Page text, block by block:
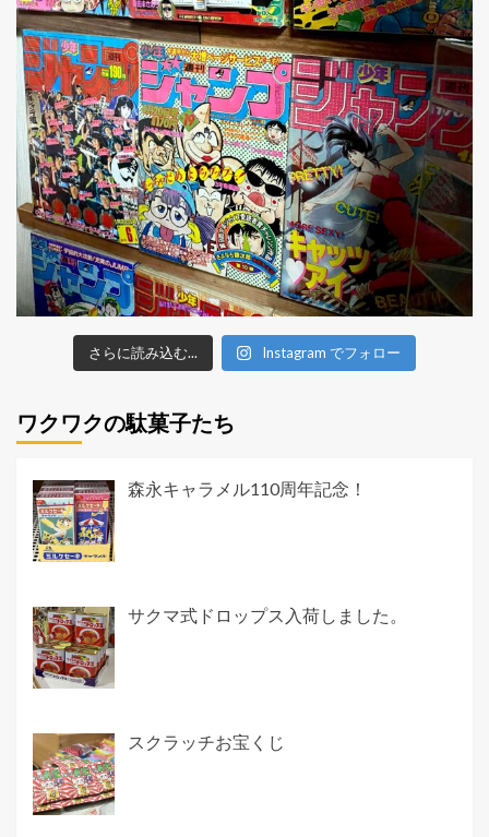
さらに読み込む... Instagram でフォロー
ワクワクの駄菓子たち
森永キャラメル110周年記念！
サクマ式ドロップス入荷しました。
スクラッチお宝くじ